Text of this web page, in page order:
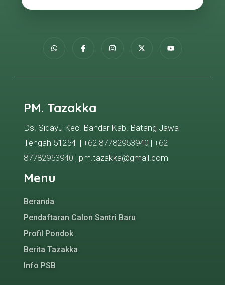
PM. Tazakka
Ds. Sidayu Kec. Bandar Kab. Batang Jawa
Tengah 51254 | +62 87782953940 | +62
87782953940 | pm.tazakka@gmail.com
Menu
Beranda
Pendaftaran Calon Santri Baru
Profil Pondok
Berita Tazakka
Info PSB